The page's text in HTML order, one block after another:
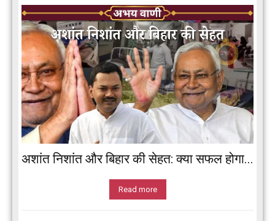
अशांत निशांत और बिहार की सेहत: क्या सफल होगा...
Read more